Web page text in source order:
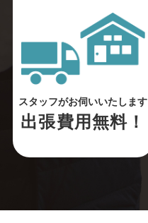
スタッフがお伺いいたします
出張費用無料！